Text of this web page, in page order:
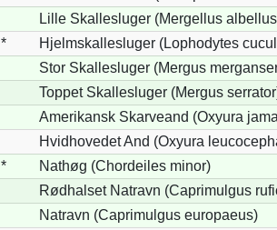
Lille Skallesluger (Mergellus
*
Hjelmskallesluger (Lophodytes
Stor Skallesluger (Mergus
Toppet Skallesluger (Mergus
Amerikansk Skarveand (Oxyura
Hvidhovedet And (Oxyura
*
Nathøg (Chordeiles minor)
Rødhalset Natravn (Caprimulgus
Natravn (Caprimulgus europaeus)